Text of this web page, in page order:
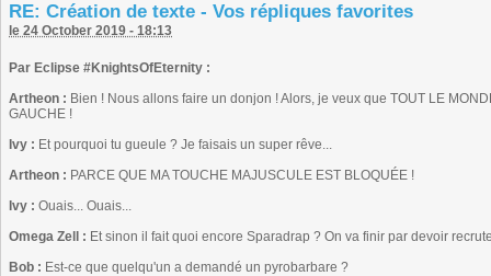
RE: Création de texte - Vos répliques favorites
le 24 October 2019 - 18:13
Par Eclipse #KnightsOfEternity :
Artheon : Bien ! Nous allons faire un donjon ! Alors, je veux que TOUT LE
GAUCHE !
Ivy : Et pourquoi tu gueule ? Je faisais un super rêve...
Artheon : PARCE QUE MA TOUCHE MAJUSCULE EST BLOQUÉE !
Ivy : Ouais... Ouais...
Omega Zell : Et sinon il fait quoi encore Sparadrap ? On va finir par devoir
Bob : Est-ce que quelqu'un a demandé un pyrobarbare ?